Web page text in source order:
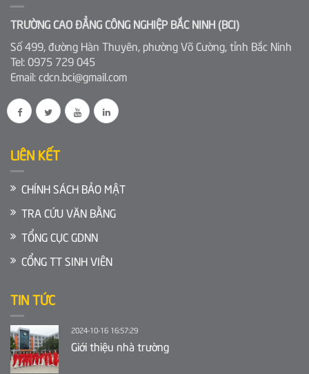
TRƯỜNG CAO ĐẲNG CÔNG NGHIỆP BẮC NINH (BCI)
Số 499, đường Hàn Thuyên, phường Võ Cường, tỉnh Bắc Ninh
Tel: 0975 729 045
Email: cdcn.bci@gmail.com
LIÊN KẾT
CHÍNH SÁCH BẢO MẬT
TRA CỨU VĂN BẰNG
TỔNG CỤC GDNN
CỔNG TT SINH VIÊN
TIN TỨC
2024-10-16 16:57:29
Giới thiệu nhà trường